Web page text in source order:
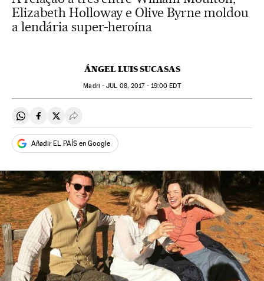
Elizabeth Holloway e Olive Byrne moldou
a lendária super-heroína
ÁNGEL LUIS SUCASAS
Madri -JUL 08, 2017 - 19:00 EDT
Compartir en Whatsapp
Compartir en Facebook
Compartir en Twitter
Desplegar Redes Sociales
Añadir EL PAÍS en Google